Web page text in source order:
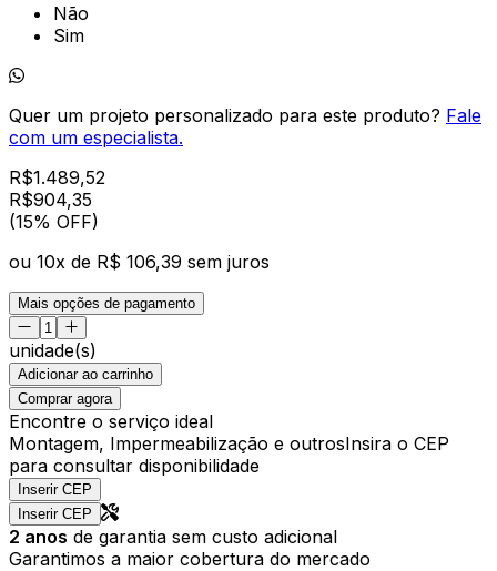
Não
Sim
Quer um projeto personalizado para este produto? Fale
com um especialista.
R$1.489,52
R$904,35
(15% OFF)
ou 10x de R$ 106,39 sem juros
Mais opções de pagamento
unidade(s)
Adicionar ao carrinho
Comprar agora
Encontre o serviço ideal
Montagem, Impermeabilização e outrosInsira o CEP
para consultar disponibilidade
Inserir CEP
Inserir CEP
2 anos de garantia sem custo adicional
Garantimos a maior cobertura do mercado